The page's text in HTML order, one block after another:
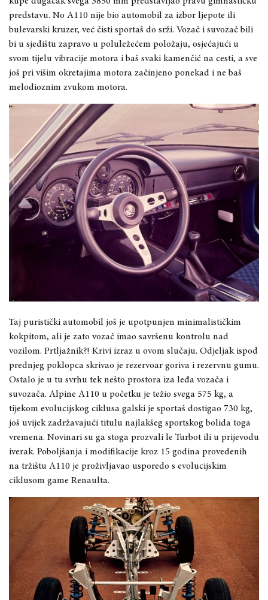
predstavu. No A110 nije bio automobil za izbor ljepote ili
bulevarski kruzer, već čisti sportaš do srži. Vozač i suvozač bili
bi u sjedištu zapravo u poluležećem položaju, osjećajući u
svom tijelu vibracije motora i baš svaki kamenčić na cesti, a sve
još pri višim okretajima motora začinjeno ponekad i ne baš
melodioznim zvukom motora.
Taj puristički automobil još je upotpunjen minimalističkim
kokpitom, ali je zato vozač imao savršenu kontrolu nad
vozilom. Prtljažnik?! Krivi izraz u ovom slučaju. Odjeljak ispod
prednjeg poklopca skrivao je rezervoar goriva i rezervnu gumu.
Ostalo je u tu svrhu tek nešto prostora iza leđa vozača i
suvozača. Alpine A110 u početku je težio svega 575 kg, a
tijekom evolucijskog ciklusa galski je sportaš dostigao 730 kg,
još uvijek zadržavajući titulu najlakšeg sportskog bolida toga
vremena. Novinari su ga stoga prozvali le Turbot ili u prijevodu
iverak. Poboljšanja i modifikacije kroz 15 godina provedenih
na tržištu A110 je proživljavao usporedo s evolucijskim
ciklusom game Renaulta.